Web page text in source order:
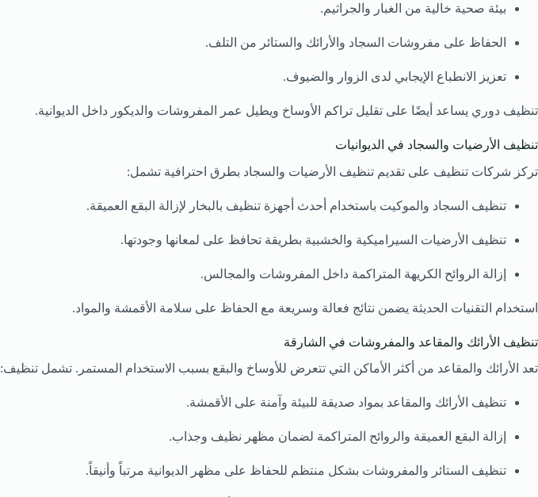
بيئة صحية خالية من الغبار والجراثيم.
الحفاظ على مفروشات السجاد والأرائك والستائر من التلف.
تعزيز الانطباع الإيجابي لدى الزوار والضيوف.
تنظيف دوري يساعد أيضًا على تقليل تراكم الأوساخ ويطيل عمر المفروشات والديكور داخل الديوانية.
تنظيف الأرضيات والسجاد في الديوانيات
تركز شركات تنظيف على تقديم تنظيف الأرضيات والسجاد بطرق احترافية تشمل:
تنظيف السجاد والموكيت باستخدام أحدث أجهزة تنظيف بالبخار لإزالة البقع العميقة.
تنظيف الأرضيات السيراميكية والخشبية بطريقة تحافظ على لمعانها وجودتها.
إزالة الروائح الكريهة المتراكمة داخل المفروشات والمجالس.
استخدام التقنيات الحديثة يضمن نتائج فعالة وسريعة مع الحفاظ على سلامة الأقمشة والمواد.
تنظيف الأرائك والمقاعد والمفروشات في الشارقة
تعد الأرائك والمقاعد من أكثر الأماكن التي تتعرض للأوساخ والبقع بسبب الاستخدام المستمر. تشمل تنظيف:
تنظيف الأرائك والمقاعد بمواد صديقة للبيئة وآمنة على الأقمشة.
إزالة البقع العميقة والروائح المتراكمة لضمان مظهر نظيف وجذاب.
تنظيف الستائر والمفروشات بشكل منتظم للحفاظ على مظهر الديوانية مرتباً وأنيقاً.